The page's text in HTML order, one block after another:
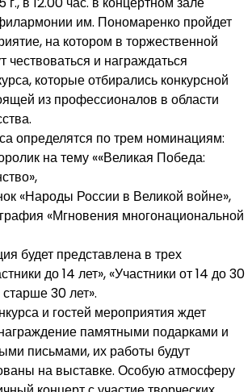
им. Пономаренко пройдет
на котором в торжественной
чествоваться и награждаться
которые отбирались конкурсной
из профессионалов в области
определятся по трем номинациям:
на тему ««Великая Победа:
«Народы России в Великой войне»,
«Мгновения многонациональной
будет представлена в трех
до 14 лет», «Участники от 14 до 30
старше 30 лет».
и гостей мероприятия ждет
памятными подарками и
письмами, их работы будут
на выставке. Особую атмосферу